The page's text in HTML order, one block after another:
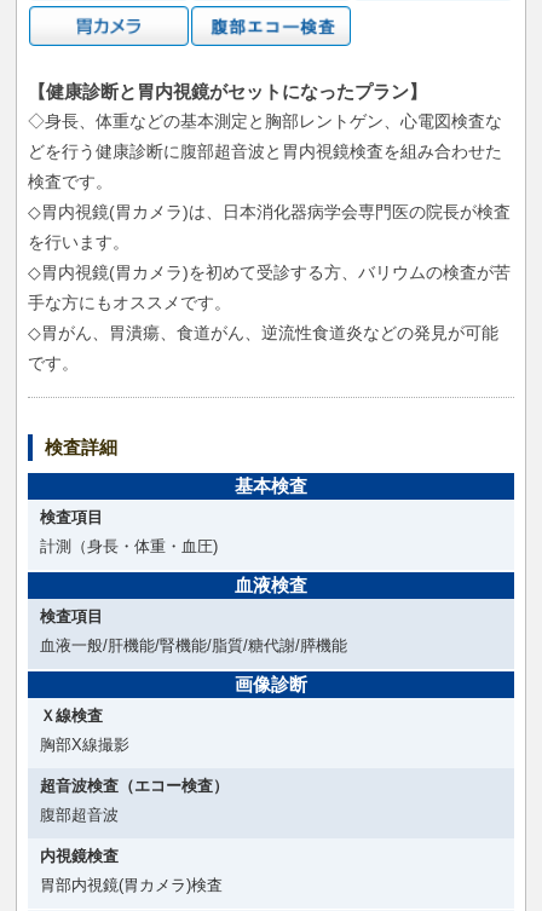
【健康診断と胃内視鏡がセットになったプラン】
◇身長、体重などの基本測定と胸部レントゲン、心電図検査な
どを行う健康診断に腹部超音波と胃内視鏡検査を組み合わせた
検査です。
◇胃内視鏡(胃カメラ)は、日本消化器病学会専門医の院長が検査
を行います。
◇胃内視鏡(胃カメラ)を初めて受診する方、バリウムの検査が苦
手な方にもオススメです。
◇胃がん、胃潰瘍、食道がん、逆流性食道炎などの発見が可能
です。
検査詳細
基本検査
検査項目
計測（身長・体重・血圧)
血液検査
検査項目
血液一般/肝機能/腎機能/脂質/糖代謝/膵機能
画像診断
Ｘ線検査
胸部X線撮影
超音波検査（エコー検査）
腹部超音波
内視鏡検査
胃部内視鏡(胃カメラ)検査